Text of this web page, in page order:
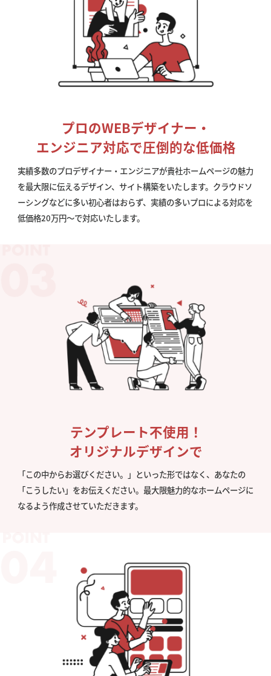
プロのWEBデザイナー・
エンジニア対応で圧倒的な低価格
実績多数のプロデザイナー・エンジニアが貴社ホームページの魅力
を最大限に伝えるデザイン、サイト構築をいたします。クラウドソ
ーシングなどに多い初心者はおらず、実績の多いプロによる対応を
低価格20万円〜で対応いたします。
テンプレート不使用！
オリジナルデザインで
「この中からお選びください。」といった形ではなく、あなたの
「こうしたい」をお伝えください。最大限魅力的なホームページに
なるよう作成させていただきます。